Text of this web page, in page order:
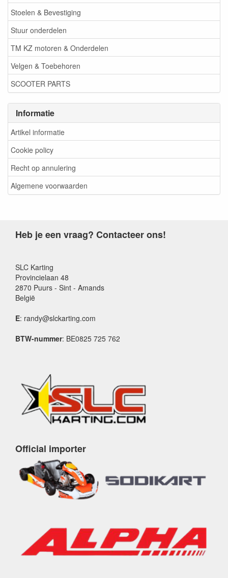
Stoelen & Bevestiging
Stuur onderdelen
TM KZ motoren & Onderdelen
Velgen & Toebehoren
SCOOTER PARTS
Informatie
Artikel informatie
Cookie policy
Recht op annulering
Algemene voorwaarden
Heb je een vraag? Contacteer ons!
SLC Karting
Provincielaan 48
2870 Puurs - Sint - Amands
België
E: randy@slckarting.com
BTW-nummer: BE0825 725 762
Official importer